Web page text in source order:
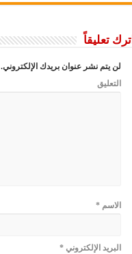
اترك تعليقاً
لن يتم نشر عنوان بريدك الإلكتروني.
التعليق
الاسم*
البريد الإلكتروني*